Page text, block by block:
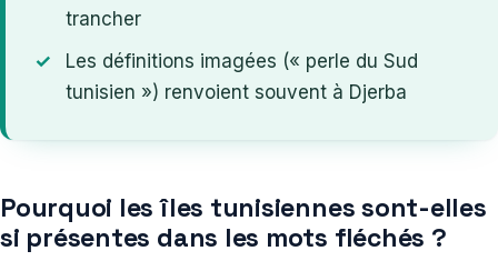
trancher
Les définitions imagées (« perle du Sud
tunisien ») renvoient souvent à Djerba
Pourquoi les îles tunisiennes sont-elles
si présentes dans les mots fléchés ?